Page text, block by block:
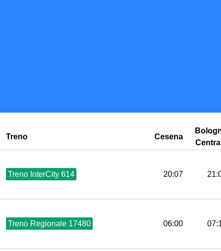
Treno Cesena
Treno InterCity 614 20:07
Treno Regionale 17480 06:00